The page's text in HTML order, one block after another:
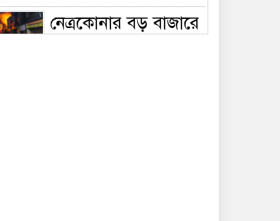
নেত্রকোনার বড় বাজারে
ভয়াবহ আগুন, পুড়ছে ৫